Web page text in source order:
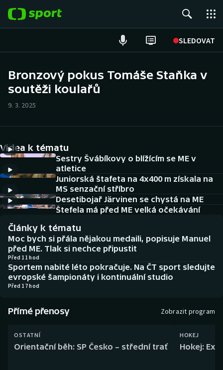
SLEDOVAT
Hokej
Cyklistika
DALŠÍ SPORTY
Americký fotbal
Baseball a softbal
Basketbal
Biatlon
Curling
NEPŘEHLÉDNĚTE
Soutěže
Historické návraty
Aplikace ČT sport
Bronzový pokus Tomáše Staňka v
soutěži koulařů
9. 3. 2025
Videa k tématu
Sestry Švábíkovy o blížícím se ME v
atletice
Juniorská štafeta na 4x400 m získala na
MS senzační stříbro
Desetibojař Järvinen se chystá na ME
Štefela má před ME velká očekávání
Články k tématu
Moc bych si přála nějakou medaili, popisuje Manuel
před ME. Tlak si nechce připustit
Před 11 hod
Sportem nabité léto pokračuje. Na ČT sport sledujte
evropské šampionáty i kontinuální studio
Před 17 hod
Přímé přenosy Zobrazit program
OSTATNÍ
Orientační běh: SP Česko – střední trať
HOKEJ
Hokej: